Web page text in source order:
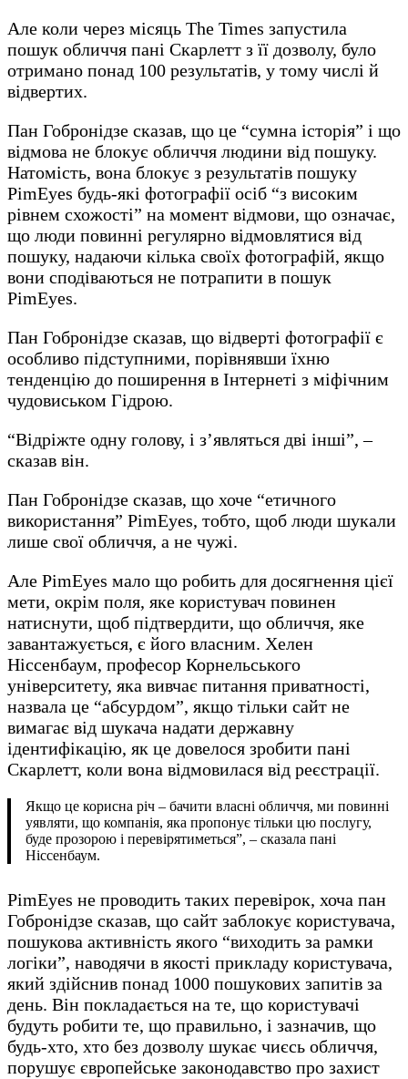
Але коли через місяць The Times запустила
пошук обличчя пані Скарлетт з її дозволу, було
отримано понад 100 результатів, у тому числі й
відвертих.
Пан Гобронідзе сказав, що це “сумна історія” і що
відмова не блокує обличчя людини від пошуку.
Натомість, вона блокує з результатів пошуку
PimEyes будь-які фотографії осіб “з високим
рівнем схожості” на момент відмови, що означає,
що люди повинні регулярно відмовлятися від
пошуку, надаючи кілька своїх фотографій, якщо
вони сподіваються не потрапити в пошук
PimEyes.
Пан Гобронідзе сказав, що відверті фотографії є
особливо підступними, порівнявши їхню
тенденцію до поширення в Інтернеті з міфічним
чудовиськом Гідрою.
“Відріжте одну голову, і з’являться дві інші”, –
сказав він.
Пан Гобронідзе сказав, що хоче “етичного
використання” PimEyes, тобто, щоб люди шукали
лише свої обличчя, а не чужі.
Але PimEyes мало що робить для досягнення цієї
мети, окрім поля, яке користувач повинен
натиснути, щоб підтвердити, що обличчя, яке
завантажується, є його власним. Хелен
Ніссенбаум, професор Корнельського
університету, яка вивчає питання приватності,
назвала це “абсурдом”, якщо тільки сайт не
вимагає від шукача надати державну
ідентифікацію, як це довелося зробити пані
Скарлетт, коли вона відмовилася від реєстрації.
Якщо це корисна річ – бачити власні обличчя, ми повинні
уявляти, що компанія, яка пропонує тільки цю послугу,
буде прозорою і перевірятиметься”, – сказала пані
Ніссенбаум.
PimEyes не проводить таких перевірок, хоча пан
Гобронідзе сказав, що сайт заблокує користувача,
пошукова активність якого “виходить за рамки
логіки”, наводячи в якості прикладу користувача,
який здійснив понад 1000 пошукових запитів за
день. Він покладається на те, що користувачі
будуть робити те, що правильно, і зазначив, що
будь-хто, хто без дозволу шукає чиєсь обличчя,
порушує європейське законодавство про захист